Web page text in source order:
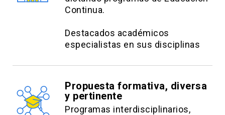
Continua.
Destacados académicos
especialistas en sus disciplinas
Propuesta formativa, diversa
y pertinente
Programas interdisciplinarios,